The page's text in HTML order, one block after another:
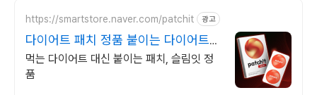
https://smartstore.naver.com/patchit 광고
다이어트 패치 정품 붙이는 다이어트
슬림잇
먹는 다이어트 대신 붙이는 패치, 슬림잇 정
품